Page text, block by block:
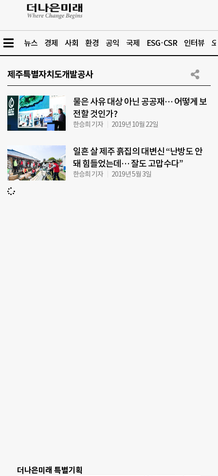
뉴스 경제 사회 환경 공익 국제 ESG·CSR 인터뷰
제주특별자치도개발공사
물은 사유 대상 아닌 공공재… 어떻게 보
전할 것인가?
한승희 기자 2019년 10월 22일
일흔 살 제주 흙집의 대변신 “난방도 안
돼 힘들었는데… 잘도 고맙수다”
한승희 기자 2019년 5월 3일
더나은미래 특별기획